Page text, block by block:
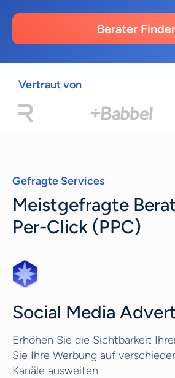
Berater
Vertraut von
Gefragte Services
Meistgefragte
Per-Click (PPC)
Social Media
Erhöhen Sie die Sichtbarkeit
Sie Ihre Werbung auf
Kanäle ausweiten.